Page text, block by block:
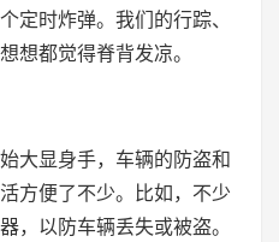
定时炸弹。我们的行踪、
想都觉得脊背发凉。
大显身手，车辆的防盗和
方便了不少。比如，不少
，以防车辆丢失或被盗。